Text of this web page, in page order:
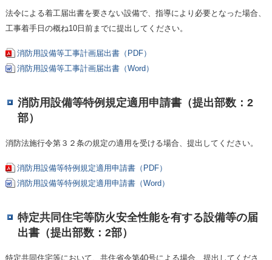
法令による着工届出書を要さない設備で、指導により必要となった場合、
工事着手日の概ね10日前までに提出してください。
消防用設備等工事計画届出書（PDF）
消防用設備等工事計画届出書（Word）
消防用設備等特例規定適用申請書（提出部数：2
部）
消防法施行令第３２条の規定の適用を受ける場合、提出してください。
消防用設備等特例規定適用申請書（PDF）
消防用設備等特例規定適用申請書（Word）
特定共同住宅等防火安全性能を有する設備等の届
出書（提出部数：2部）
特定共同住宅等において、共住省令第40号による場合、提出してくださ